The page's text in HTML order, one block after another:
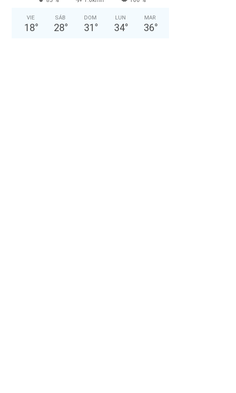
VIE
18°
SÁB
28°
DOM
31 °
LUN
34°
MAR
36°